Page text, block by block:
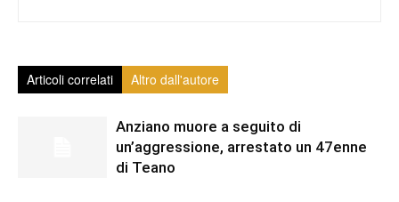
Articoli correlati Altro dall'autore
Anziano muore a seguito di
un’aggressione, arrestato un 47enne
di Teano